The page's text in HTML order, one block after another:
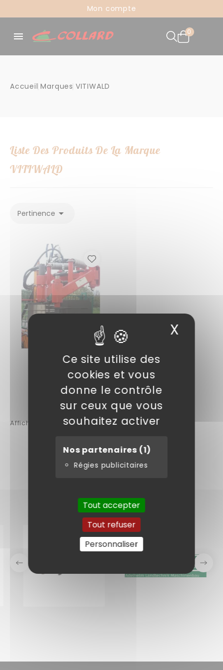
Panneau de gestion des cookies
Ce site utilise des
cookies et vous
donne le contrôle
sur ceux que vous
souhaitez activer
Nos partenaires (1)
Régies publicitaires
Tout accepter
Tout refuser
Personnaliser
X
Mon compte
 0
Accueil Marques VITIWALD
Liste Des Produits De La Marque
VITIWALD
Pertinence 
VITIWALD
Prétailleuse
Affichage 1-1 de 1 article(s)